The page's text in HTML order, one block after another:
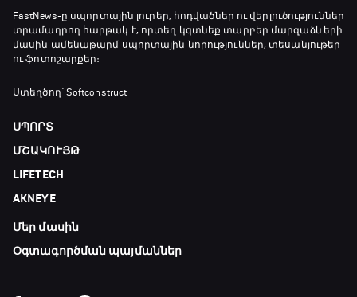
FastNews-ը սպորտային լուրեր, հոդվածներ ու վերլուծություններ
տրամադրող հարթակ է, որտեղ կգտնեք տարբեր մարզաձևերի
մասին ամենաթարմ սպորտային նորություններ, տեսանյութեր
ու ֆոտոշարքեր։
Ստեղծող՝ Softconstruct
ՍՊՈՐՏ
ՄՇԱԿՈՒՅԹ
LIFETECH
AKNEYE
Մեր մասին
Օգտագործման պայմաններ